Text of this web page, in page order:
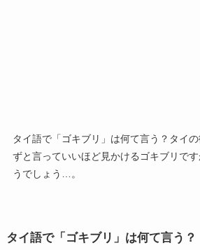
タイ語で「ゴキブリ」は何て言う？タイ
ずと言っていいほど見かけるゴキブリで
うでしょう…。
タイ語で「ゴキブリ」は何て言う？